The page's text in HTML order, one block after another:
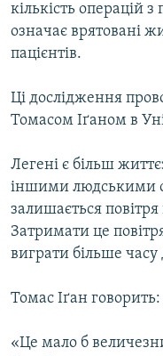
кількість операцій
означає врятовані
пацієнтів.
Ці дослідження
Томасом Іґаном в
Легені є більш
іншими людськими
залишається
Затримати це
виграти більше
Томас Іґан говорить:
«Це мало б